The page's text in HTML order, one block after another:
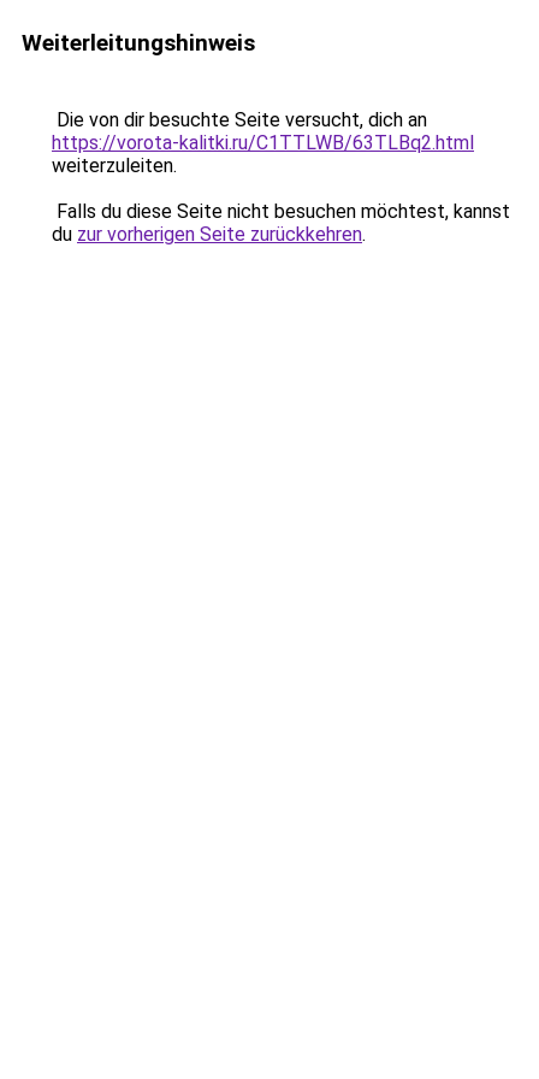
Weiterleitungshinweis
Die von dir besuchte Seite versucht, dich an
https://vorota-kalitki.ru/C1TTLWB/63TLBq2.html
weiterzuleiten.
Falls du diese Seite nicht besuchen möchtest, kannst
du zur vorherigen Seite zurückkehren.